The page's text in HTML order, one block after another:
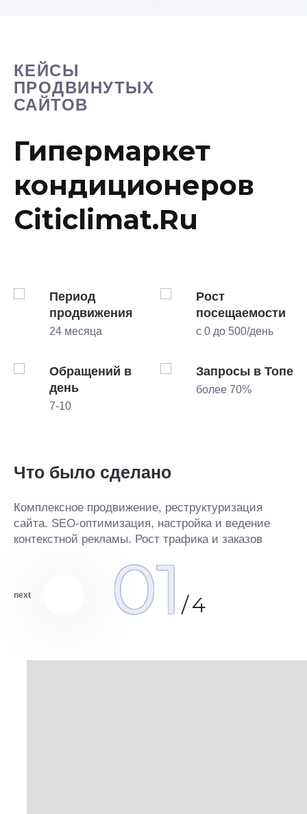
КЕЙСЫ
ПРОДВИНУТЫХ
САЙТОВ
Гипермаркет
кондиционеров
Citiclimat.Ru
Период
продвижения
24 месяца
Рост
посещаемости
с 0 до 500/день
Обращений в
день
7-10
Запросы в Топе
более 70%
Что было сделано
Комплексное продвижение, реструктуризация
сайта. SEO-оптимизация, настройка и ведение
контекстной рекламы. Рост трафика и заказов
next 01/4